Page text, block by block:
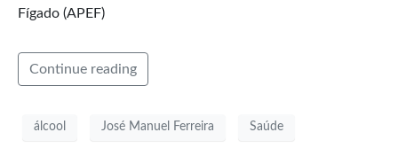
Fígado (APEF)
Continue reading
álcool José Manuel Ferreira Saúde